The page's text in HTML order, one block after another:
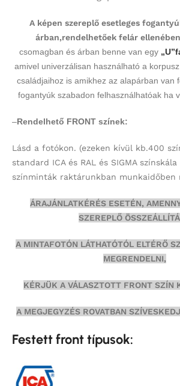
A képen szereplő esetleges
árban,rendelhetőek felár
csomagban és árban benne van egy
amivel univerzálisan használható a
családjaihoz is amikhez az alapárban van
fogantyúk szabadon felhasználhatóak ha
–Rendelhető FRONT színek:
Lásd a fotókon. (ezeken kívül kb.400
standard ICA és RAL és SIGMA
színminták raktárunkban munkaidőben
ÁRAJÁNLATKÉRÉS ESETÉN,
SZEREPLŐ
A MINTAFOTÓN LÁTHATÓTÓL ELTÉRŐ
MEGRENDELNI,
KÉRJÜK A VÁLASZTOTT FRONT SZÍN
A MEGJEGYZÉS ROVATBAN
Festett front típusok: